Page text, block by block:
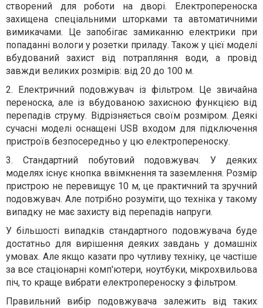
створений для роботи на дворі. Електропереноска
захищена спеціальними шторками та автоматичними
вимикачами. Це запобігає замиканню електрики при
попаданні вологи у розетки приладу. Також у цієї моделі
вбудований захист від потрапляння води, а провід
завжди великих розмірів: від 20 до 100 м.
2. Електричний подовжувач із фільтром. Це звичайна
переноска, але із вбудованою захисною функцією від
перепадів струму. Відрізняється своїм розміром. Деякі
сучасні моделі оснащені USB входом для підключення
пристроїв безпосередньо у цю електропереноску.
3. Стандартний побутовий подовжувач. У деяких
моделях існує кнопка ввімкнення та заземлення. Розмір
пристрою не перевищує 10 м, це практичний та зручний
подовжувач. Але потрібно розуміти, що техніка у такому
випадку не має захисту від перепадів напруги.
У більшості випадків стандартного подовжувача буде
достатньо для вирішення деяких завдань у домашніх
умовах. Але якщо казати про чутливу техніку, це частіше
за все стаціонарні комп'ютери, ноутбуки, мікрохвильова
піч, то краще вибрати електропереноску з фільтром.
Правильний вибір подовжувача залежить від таких